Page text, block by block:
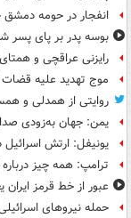
انفجار در حومه
بوسه‌ پدر بر پای پسر
رایزنی عراقچی و
موج تهدید علیه
روایتی از همدلی و
یمن: جهان به‌زودی
یونیفل: ارتش اسرائیل در یک روز ۱۱۳ توپ به
ترامپ: همه چیز
عبور از خط قرمز
حمله نیروهای